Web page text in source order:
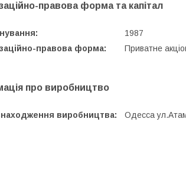
правова форма та капітал
1987
правова форма:
Приватне
про виробництво
виробництва: Одесса